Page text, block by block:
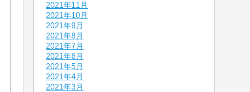
2021年11月
2021年10月
2021年9月
2021年8月
2021年7月
2021年6月
2021年5月
2021年4月
2021年3月